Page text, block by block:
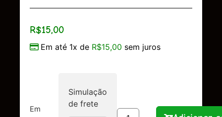
R$15,00
Em até 1x de R$15,00 sem juros
Em
Simulação
de frete